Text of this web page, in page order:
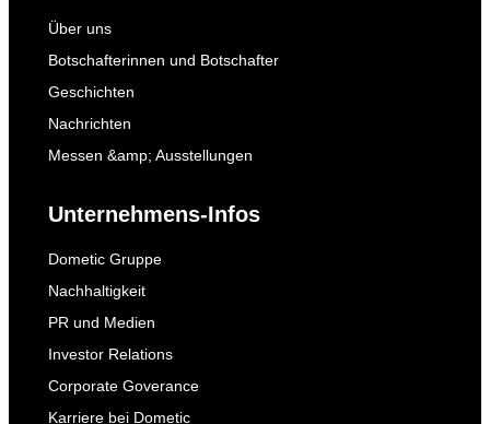
Über uns
Botschafterinnen und Botschafter
Geschichten
Nachrichten
Messen &amp; Ausstellungen
Unternehmens-Infos
Dometic Gruppe
Nachhaltigkeit
PR und Medien
Investor Relations
Corporate Goverance
Karriere bei Dometic